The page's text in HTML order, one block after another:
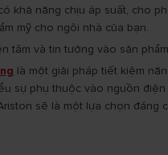
khả năng chịu áp suất,
mỹ cho ngôi nhà của bạn.
tâm và tin tưởng vào sản
là một giải pháp tiết kiệm
sự phụ thuộc vào nguồn
sẽ là một lựa chọn đáng